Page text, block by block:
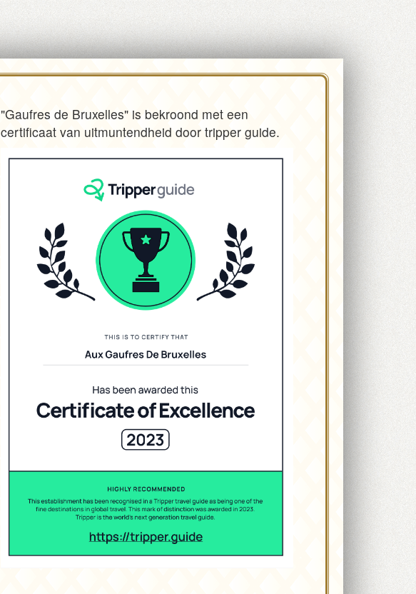
"Gaufres de Bruxelles" is bekroond met een
certificaat van uitmuntendheid door tripper guide.